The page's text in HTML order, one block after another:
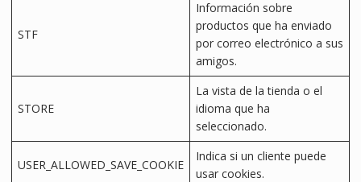
STF
Información sobre
productos que ha enviado
por correo electrónico a sus
amigos.
STORE
La vista de la tienda o el
idioma que ha
seleccionado.
USER_ALLOWED_SAVE_COOKIE
Indica si un cliente puede
usar cookies.